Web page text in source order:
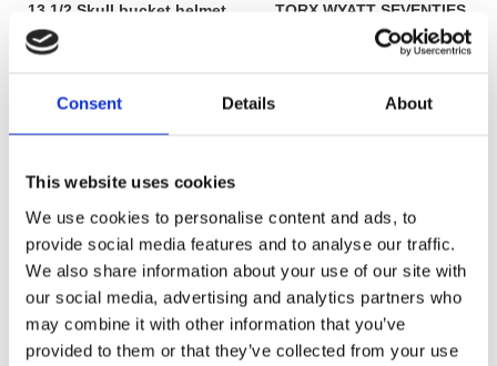
Consent Details About
This website uses cookies
We use cookies to personalise content and ads, to
provide social media features and to analyse our traffic.
We also share information about your use of our site with
our social media, advertising and analytics partners who
may combine it with other information that you’ve
provided to them or that they’ve collected from your use
13 1/2 Skull bucket helmet
2 365
TORX WYATT SEVENTIES
STYLE HELMETS
780720
KR
20 %